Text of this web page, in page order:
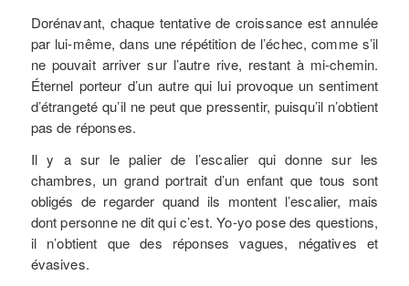
Dorénavant, chaque tentative de croissance est annulée
par lui-même, dans une répétition de l’échec, comme s’il
ne pouvait arriver sur l’autre rive, restant à mi-chemin.
Éternel porteur d’un autre qui lui provoque un sentiment
d’étrangeté qu’il ne peut que pressentir, puisqu’il n’obtient
pas de réponses.
Il y a sur le palier de l’escalier qui donne sur les
chambres, un grand portrait d’un enfant que tous sont
obligés de regarder quand ils montent l’escalier, mais
dont personne ne dit qui c’est. Yo-yo pose des questions,
il n’obtient que des réponses vagues, négatives et
évasives.